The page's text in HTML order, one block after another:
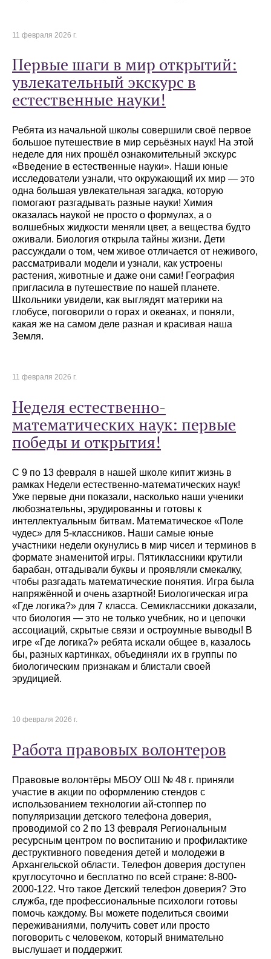
11 февраля 2026 г.
Первые шаги в мир открытий:
увлекательный экскурс в
естественные науки!
Ребята из начальной школы совершили своё первое
большое путешествие в мир серьёзных наук! На этой
неделе для них прошёл ознакомительный экскурс
«Введение в естественные науки». Наши юные
исследователи узнали, что окружающий их мир — это
одна большая увлекательная загадка, которую
помогают разгадывать разные науки! Химия
оказалась наукой не просто о формулах, а о
волшебных жидкости меняли цвет, а вещества будто
оживали. Биология открыла тайны жизни. Дети
рассуждали о том, чем живое отличается от неживого,
рассматривали модели и узнали, как устроены
растения, животные и даже они сами! География
пригласила в путешествие по нашей планете.
Школьники увидели, как выглядят материки на
глобусе, поговорили о горах и океанах, и поняли,
какая же на самом деле разная и красивая наша
Земля.
11 февраля 2026 г.
Неделя естественно-
математических наук: первые
победы и открытия!
С 9 по 13 февраля в нашей школе кипит жизнь в
рамках Недели естественно-математических наук!
Уже первые дни показали, насколько наши ученики
любознательны, эрудированны и готовы к
интеллектуальным битвам. Математическое «Поле
чудес» для 5-классников. Наши самые юные
участники недели окунулись в мир чисел и терминов в
формате знаменитой игры. Пятиклассники крутили
барабан, отгадывали буквы и проявляли смекалку,
чтобы разгадать математические понятия. Игра была
напряжённой и очень азартной! Биологическая игра
«Где логика?» для 7 класса. Семиклассники доказали,
что биология — это не только учебник, но и цепочки
ассоциаций, скрытые связи и остроумные выводы! В
игре «Где логика?» ребята искали общее в, казалось
бы, разных картинках, объединяли их в группы по
биологическим признакам и блистали своей
эрудицией.
10 февраля 2026 г.
Работа правовых волонтеров
Правовые волонтёры МБОУ ОШ № 48 г. приняли
участие в акции по оформлению стендов с
использованием технологии ай-стоппер по
популяризации детского телефона доверия,
проводимой со 2 по 13 февраля Региональным
ресурсным центром по воспитанию и профилактике
деструктивного поведения детей и молодежи в
Архангельской области. Телефон доверия доступен
круглосуточно и бесплатно по всей стране: 8-800-
2000-122. Что такое Детский телефон доверия? Это
служба, где профессиональные психологи готовы
помочь каждому. Вы можете поделиться своими
переживаниями, получить совет или просто
поговорить с человеком, который внимательно
выслушает и поддержит.